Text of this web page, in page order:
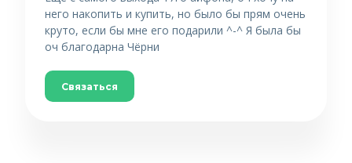
него накопить и купить, но было бы прям очень
круто, если бы мне его подарили ^-^ Я была бы
оч благодарна Чёрни
Связаться